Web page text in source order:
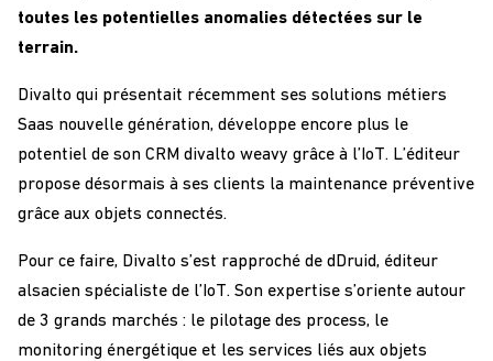
toutes les potentielles anomalies détectées sur le
terrain.
Divalto qui présentait récemment ses solutions métiers
Saas nouvelle génération, développe encore plus le
potentiel de son CRM divalto weavy grâce à l’IoT. L’éditeur
propose désormais à ses clients la maintenance préventive
grâce aux objets connectés.
Pour ce faire, Divalto s’est rapproché de dDruid, éditeur
alsacien spécialiste de l’IoT. Son expertise s’oriente autour
de 3 grands marchés : le pilotage des process, le
monitoring énergétique et les services liés aux objets